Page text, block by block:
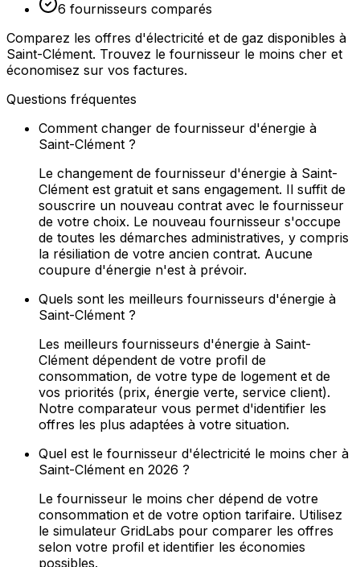
6 fournisseurs comparés
Comparez les offres d'électricité et de gaz disponibles à
Saint-Clément. Trouvez le fournisseur le moins cher et
économisez sur vos factures.
Questions fréquentes
Comment changer de fournisseur d'énergie à
Saint-Clément ?
Le changement de fournisseur d'énergie à Saint-
Clément est gratuit et sans engagement. Il suffit de
souscrire un nouveau contrat avec le fournisseur
de votre choix. Le nouveau fournisseur s'occupe
de toutes les démarches administratives, y compris
la résiliation de votre ancien contrat. Aucune
coupure d'énergie n'est à prévoir.
Quels sont les meilleurs fournisseurs d'énergie à
Saint-Clément ?
Les meilleurs fournisseurs d'énergie à Saint-
Clément dépendent de votre profil de
consommation, de votre type de logement et de
vos priorités (prix, énergie verte, service client).
Notre comparateur vous permet d'identifier les
offres les plus adaptées à votre situation.
Quel est le fournisseur d'électricité le moins cher à
Saint-Clément en 2026 ?
Le fournisseur le moins cher dépend de votre
consommation et de votre option tarifaire. Utilisez
le simulateur GridLabs pour comparer les offres
selon votre profil et identifier les économies
possibles.